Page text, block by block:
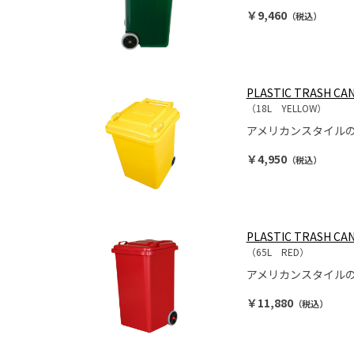
￥9,460（税込）
PLASTIC TRASH
（18L YELLOW）
アメリカンスタイル
￥4,950（税込）
PLASTIC TRASH
（65L RED）
アメリカンスタイル
￥11,880（税込）